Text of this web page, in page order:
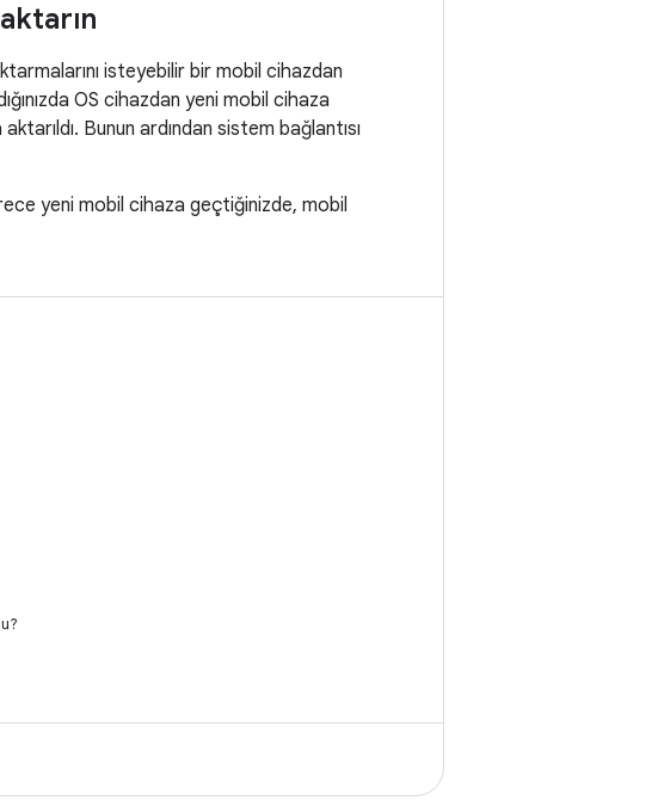
isteyebilir bir mobil cihazdan
OS cihazdan yeni mobil cihaza
Bunun ardından sistem bağlantısı
yeni mobil cihaza geçtiğinizde, mobil